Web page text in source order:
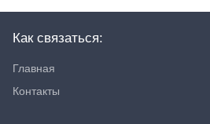
Как связаться:
Главная
Контакты